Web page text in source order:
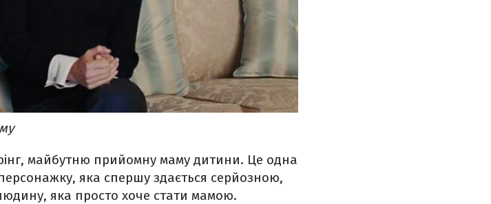
майбутню прийомну маму дитини. Це одна
яка спершу здається серйозною,
яка просто хоче стати мамою.